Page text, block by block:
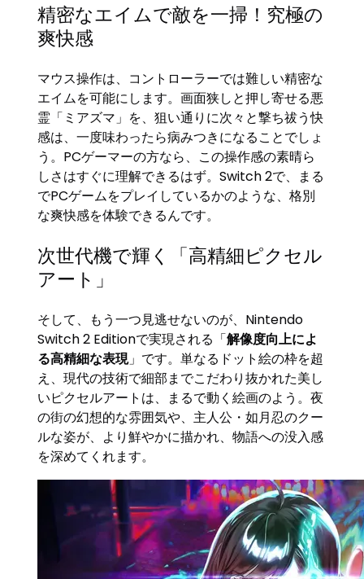
精密なエイムで敵を一掃！究極の
爽快感
マウス操作は、コントローラーでは難しい精密な
エイムを可能にします。画面狭しと押し寄せる悪
霊「ミアズマ」を、狙い通りに次々と撃ち祓う快
感は、一度味わったら病みつきになることでしょ
う。PCゲーマーの方なら、この操作感の素晴ら
しさはすぐに理解できるはず。Switch 2で、まる
でPCゲームをプレイしているかのような、格別
な爽快感を体験できるんです。
次世代機で輝く「高精細ピクセル
アート」
そして、もう一つ見逃せないのが、Nintendo
Switch 2 Editionで実現される「解像度向上によ
る高精細な表現」です。単なるドット絵の枠を超
え、現代の技術で細部までこだわり抜かれた美し
いピクセルアートは、まるで動く絵画のよう。夜
の街の幻想的な雰囲気や、主人公・如月忍のクー
ルな姿が、より鮮やかに描かれ、物語への没入感
を深めてくれます。